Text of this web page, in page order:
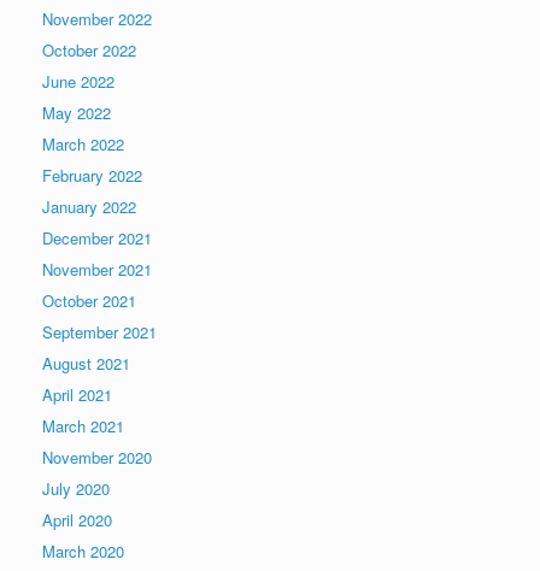
November 2022
October 2022
June 2022
May 2022
March 2022
February 2022
January 2022
December 2021
November 2021
October 2021
September 2021
August 2021
April 2021
March 2021
November 2020
July 2020
April 2020
March 2020